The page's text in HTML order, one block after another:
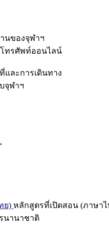
นของจุฬาฯ
ทรศัพท์ออนไลน์
และการเดินทาง
จุฬาฯ
ย) หลักสูตรที่เปิดสอน (ภาษาไ
นานาชาติ